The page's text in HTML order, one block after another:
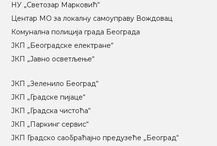
НУ „Светозар Марковић“
Центар МO за локалну самоуправу Вождовац
Комунална полиција града Београда
ЈКП „Београдске електране“
ЈКП „Јавно осветљење“
ЈКП „Зеленило Београд“
ЈКП „Градске пијаце“
ЈКП „Градска чистоћа“
ЈКП „Паркинг сервис“
ЈКП Градско саобраћајно предузеће „Београд“